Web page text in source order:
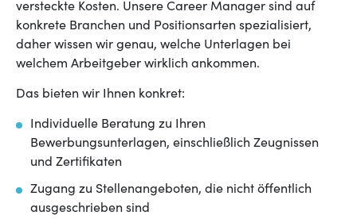
versteckte Kosten. Unsere Career Manager sind auf
konkrete Branchen und Positionsarten spezialisiert,
daher wissen wir genau, welche Unterlagen bei
welchem Arbeitgeber wirklich ankommen.
Das bieten wir Ihnen konkret:
Individuelle Beratung zu Ihren
Bewerbungsunterlagen, einschließlich Zeugnissen
und Zertifikaten
Zugang zu Stellenangeboten, die nicht öffentlich
ausgeschrieben sind